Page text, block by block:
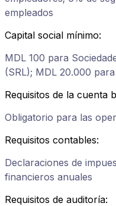
empleados
Capital social mínimo:
MDL 100 para
(SRL); MDL 20.000
Requisitos de la cuenta
Obligatorio para las
Requisitos contables:
Declaraciones de
financieros anuales
Requisitos de auditoría: